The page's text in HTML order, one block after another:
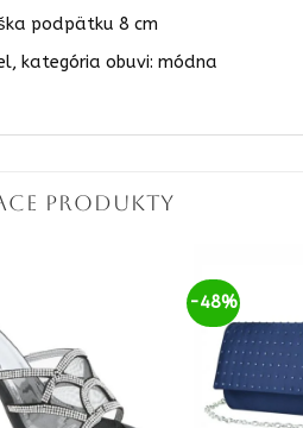
podpätku 8 cm
kategória obuvi: módna
PRODUKTY
-48%